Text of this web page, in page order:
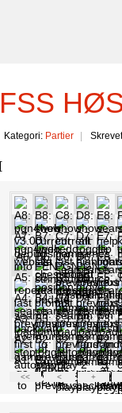
FSS
Kategori: Partier
[